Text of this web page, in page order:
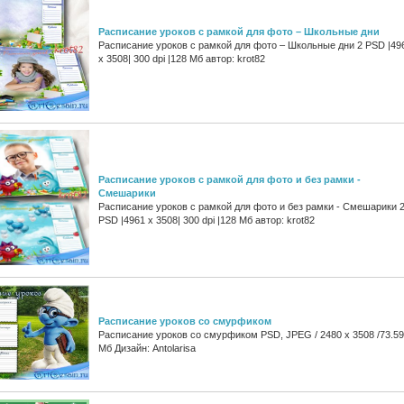
Расписание уроков с рамкой для фото – Школьные дни
Расписание уроков с рамкой для фото – Школьные дни 2 PSD
x 3508| 300 dpi |128 Мб автор: krot82
Расписание уроков с рамкой для фото и без рамки -
Смешарики
Расписание уроков с рамкой для фото и без рамки - Смешарики 2
PSD |4961 x 3508| 300 dpi |128 Мб автор: krot82
Расписание уроков со смурфиком
Расписание уроков со смурфиком PSD, JPEG / 2480 x 3508 /73.59
Мб Дизайн: Antolarisa